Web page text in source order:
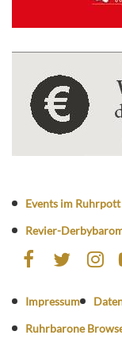
Events im
Revier-
Impressum
Ruhrbarone